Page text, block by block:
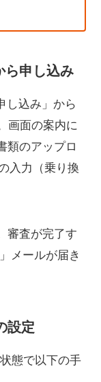
ら申し込み
し込み」から
画面の案内に
類のアップロ
入力（乗り換
審査が完了す
メールが届き
設定
態で以下の手